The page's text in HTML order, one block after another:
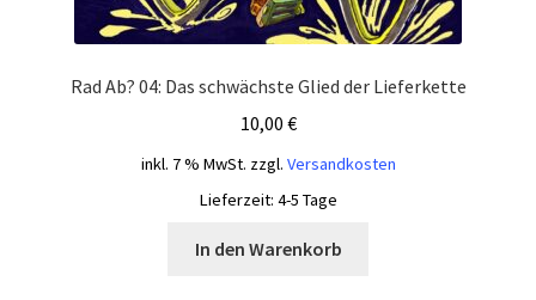
Rad Ab? 04: Das schwächste Glied der Lieferkette
10,00 €
inkl. 7 % MwSt. zzgl. Versandkosten
Lieferzeit: 4-5 Tage
In den Warenkorb